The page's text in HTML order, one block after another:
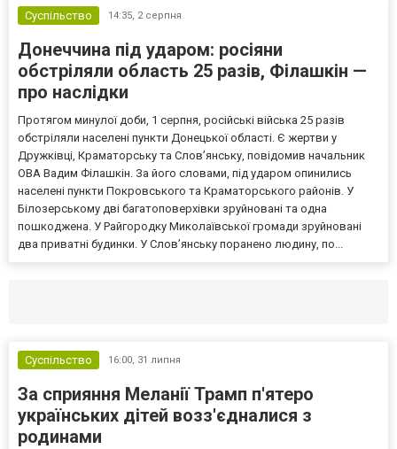
Суспільство 14:35, 2 серпня
Донеччина під ударом: росіяни
обстріляли область 25 разів, Філашкін —
про наслідки
Протягом минулої доби, 1 серпня, російські війська 25 разів
обстріляли населені пункти Донецької області. Є жертви у
Дружківці, Краматорську та Слов’янську, повідомив начальник
ОВА Вадим Філашкін. За його словами, під ударом опинились
населені пункти Покровського та Краматорського районів. У
Білозерському дві багатоповерхівки зруйновані та одна
пошкоджена. У Райгородку Миколаївської громади зруйновані
два приватні будинки. У Слов’янську поранено людину, по...
Суспільство 16:00, 31 липня
За сприяння Меланії Трамп п'ятеро
українських дітей возз'єдналися з
родинами